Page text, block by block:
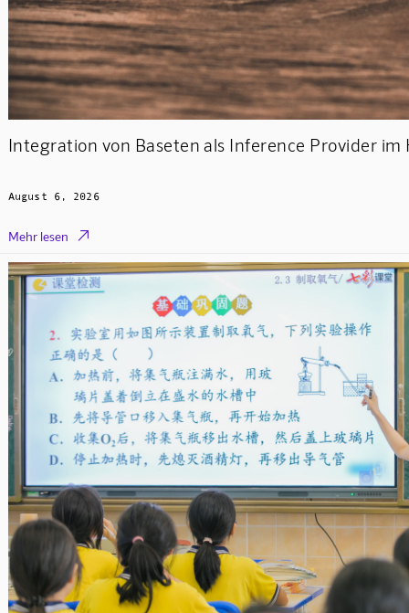
Integration von Baseten als Inference Provider im
August 6, 2026
Mehr lesen 